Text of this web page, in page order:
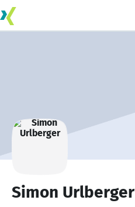
Simon Urlberger